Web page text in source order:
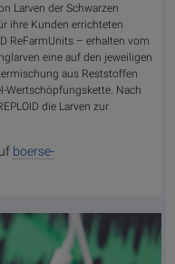
Larven der Schwarzen
ihre Kunden errichteten
ReFarmUnits – erhalten vom
eine auf den jeweiligen
aus Reststoffen
Wertschöpfungskette. Nach
die Larven zur
boerse-